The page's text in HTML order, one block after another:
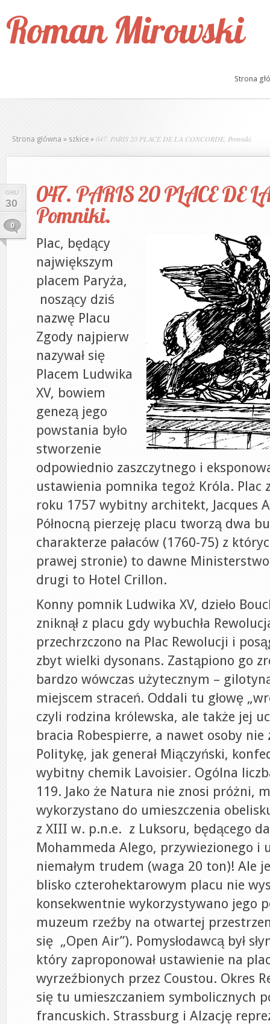
Roman Mirowski
Strona
Strona główna » szkice » 047. PARIS 20 PLACE DE LA CONCORDE. Pomniki.
GRU
30
0
047. PARIS 20 PLACE DE
Pomniki.
Plac, będący
największym
placem Paryża,
noszący dziś
nazwę Placu
Zgody najpierw
nazywał się
Placem Ludwika
XV, bowiem
genezą jego
powstania było
stworzenie
odpowiednio zaszczytnego i
ustawienia pomnika tegoż Króla. Plac
roku 1757 wybitny architekt, Jacques
Północną pierzeję placu tworzą dwa
charakterze pałaców (1760-75) z
prawej stronie) to dawne
drugi to Hotel Crillon.
Konny pomnik Ludwika XV, dzieło
zniknął z placu gdy wybuchła
przechrzczono na Plac Rewolucji i
zbyt wielki dysonans. Zastąpiono go
bardzo wówczas użytecznym –
miejscem straceń. Oddali tu głowę
czyli rodzina królewska, ale także jej
bracia Robespierre, a nawet osoby nie
Politykę, jak generał Miączyński,
wybitny chemik Lavoisier. Ogólna
119. Jako że Natura nie znosi próżni,
wykorzystano do umieszczenia
z XIII w. p.n.e. z Luksoru, będącego
Mohammeda Alego, przywiezionego i
niemałym trudem (waga 20 ton)! Ale
blisko czterohektarowym placu nie
konsekwentnie wykorzystywano jego
muzeum rzeźby na otwartej
się „Open Air”). Pomysłodawcą był
który zaproponował ustawienie na
wyrzeźbionych przez Coustou. Okres
się tu umieszczaniem symbolicznych
francuskich. Strassburg i Alzację